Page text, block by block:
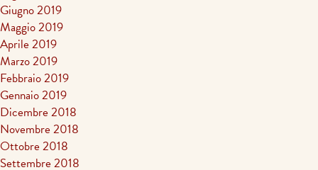
Giugno 2019
Maggio 2019
Aprile 2019
Marzo 2019
Febbraio 2019
Gennaio 2019
Dicembre 2018
Novembre 2018
Ottobre 2018
Settembre 2018